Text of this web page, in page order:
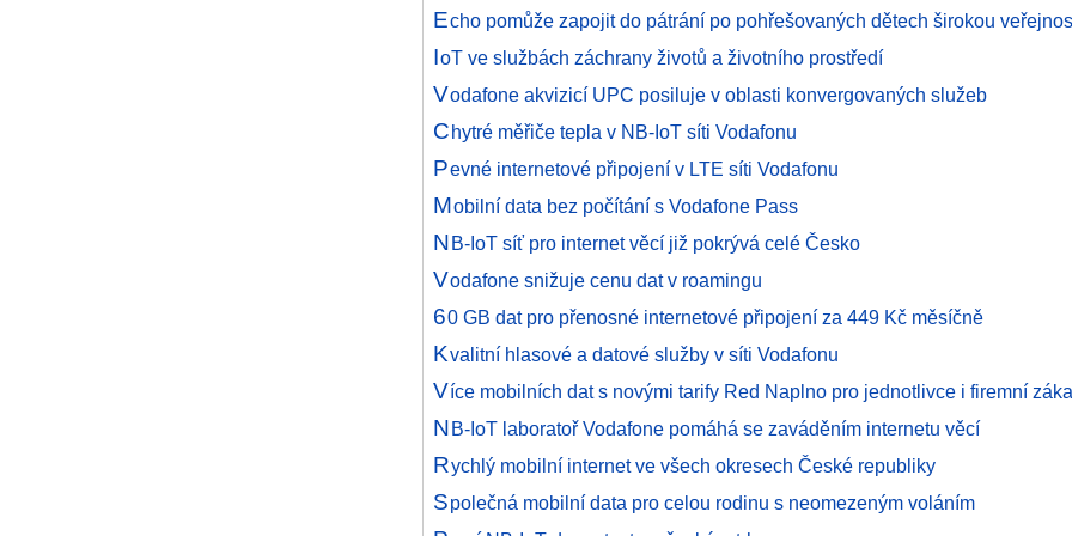
Echo pomůže zapojit do pátrání po pohřešovaných dětech širokou
IoT ve službách záchrany životů a životního prostředí
Vodafone akvizicí UPC posiluje v oblasti konvergovaných služeb
Chytré měřiče tepla v NB-IoT síti Vodafonu
Pevné internetové připojení v LTE síti Vodafonu
Mobilní data bez počítání s Vodafone Pass
NB-IoT síť pro internet věcí již pokrývá celé Česko
Vodafone snižuje cenu dat v roamingu
60 GB dat pro přenosné internetové připojení za 449 Kč měsíčně
Kvalitní hlasové a datové služby v síti Vodafonu
Více mobilních dat s novými tarify Red Naplno pro jednotlivce i firemní
NB-IoT laboratoř Vodafone pomáhá se zaváděním internetu věcí
Rychlý mobilní internet ve všech okresech České republiky
Společná mobilní data pro celou rodinu s neomezeným voláním